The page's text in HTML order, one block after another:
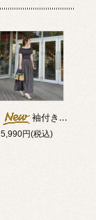
袖付きオフショルダー異素材切替ワンピース
5,990円(税込)